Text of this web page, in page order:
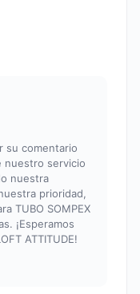
su comentario
nuestro servicio
nuestra
prioridad,
TUBO SOMPEX
¡Esperamos
ATTITUDE!